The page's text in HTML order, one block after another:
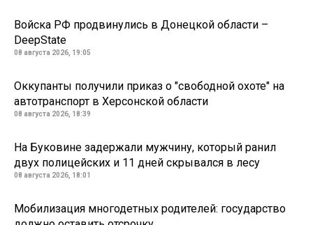
Войска РФ продвинулись в Донецкой области –
DeepState
08 августа 2026, 19:05
Оккупанты получили приказ о "свободной охоте" на
автотранспорт в Херсонской области
08 августа 2026, 18:39
На Буковине задержали мужчину, который ранил
двух полицейских и 11 дней скрывался в лесу
08 августа 2026, 18:01
Мобилизация многодетных родителей: государство